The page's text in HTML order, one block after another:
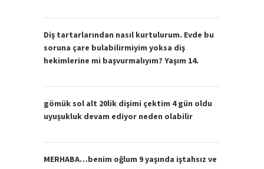
Diş tartarlarından nasıl kurtulurum. Evde bu
soruna çare bulabilirmiyim yoksa diş
hekimlerine mi başvurmalıyım? Yaşım 14.
gömük sol alt 20lik dişimi çektim 4 gün oldu
uyuşukluk devam ediyor neden olabilir
MERHABA…benim oğlum 9 yaşında iştahsız ve